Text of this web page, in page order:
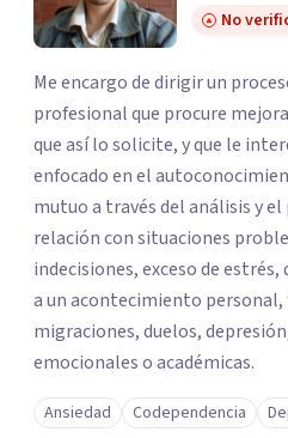
No
Me encargo de dirigir un
profesional que procure
que así lo solicite, y que le
enfocado en el
mutuo a través del análisis y
relación con situaciones
indecisiones, exceso de
a un acontecimiento
migraciones, duelos,
emocionales o académicas.
Ansiedad Codependencia